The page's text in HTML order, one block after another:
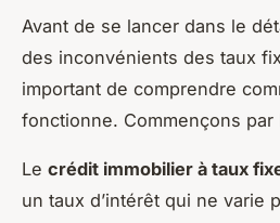
Avant de se lancer dans le
des inconvénients des taux
important de comprendre
fonctionne. Commençons par
Le crédit immobilier à taux
un taux d’intérêt qui ne varie